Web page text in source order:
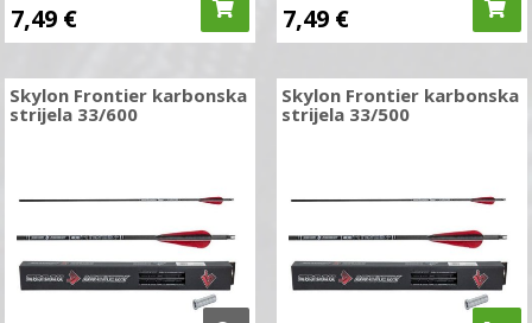
7,49 € 7,49 €
Skylon Frontier karbonska
strijela 33/600
Skylon Frontier karbonska
strijela 33/500